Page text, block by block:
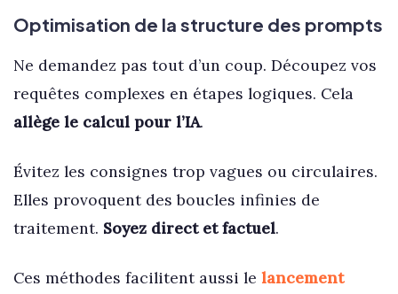
Optimisation de la structure des prompts
Ne demandez pas tout d’un coup. Découpez vos
requêtes complexes en étapes logiques. Cela
allège le calcul pour l’IA.
Évitez les consignes trop vagues ou circulaires.
Elles provoquent des boucles infinies de
traitement. Soyez direct et factuel.
Ces méthodes facilitent aussi le lancement